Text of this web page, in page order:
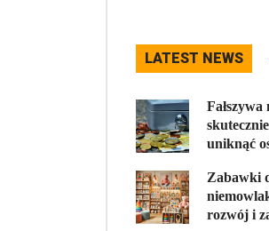
LATEST NEWS
uniknąć
Zabawki
rozwój i